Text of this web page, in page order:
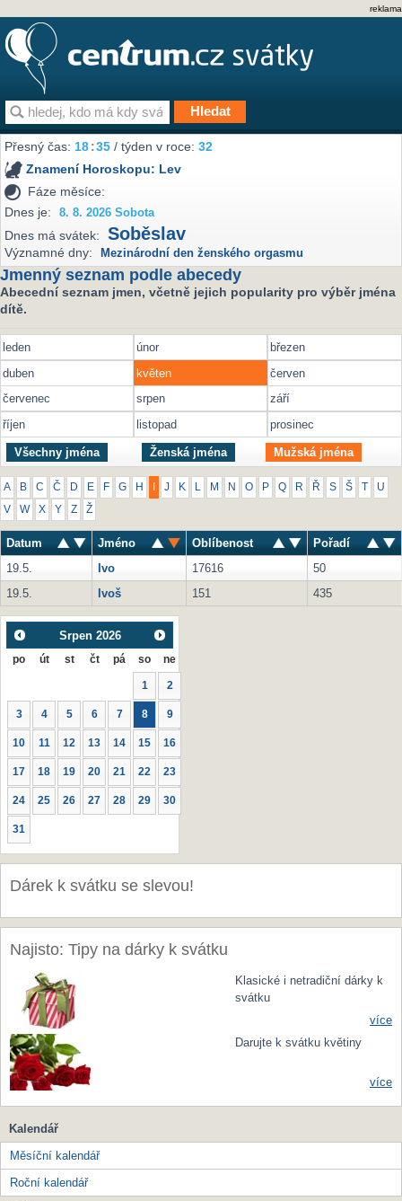
reklama
Přesný čas:18:35 / týden v roce:32
Znamení Horoskopu: Lev
Fáze měsíce:
Dnes je:
8. 8. 2026 Sobota
Dnes má svátek: Soběslav
Významné dny: Mezinárodní den ženského orgasmu
Jmenný seznam podle abecedy
Abecední seznam jmen, včetně jejich popularity pro výběr jména
dítě.
leden únor
březen
duben
květen
červen
červenec
srpen
září
říjen
listopad prosinec
Všechny jména Ženská jména Mužská jména
A B C Č D E F G H J K M N O P Q R Ř S Š U
V W X Y Z Ž
Datum Jméno Oblíbenost
Pořadí
19.5.
Ivo 17616
50
19.5.
Ivoš 151 435
Srpen 2026
po út st čt pá so ne
1 2
3 4 5 6 7 8 9
10 11 12 13 14 15 16
17 18 19 20 21 22 23
24 25 26 27 28 29 30
31
Dárek k svátku se slevou!
Najisto: Tipy na dárky k svátku
Klasické i netradiční dárky k
svátku
více
Darujte k svátku květiny
více
Kalendář
Měsíční kalendář
Roční kalendář